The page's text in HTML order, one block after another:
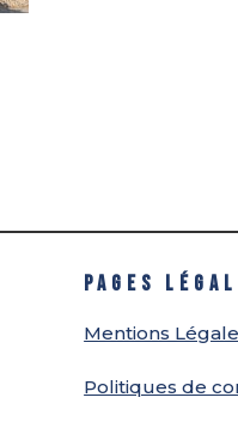
PAGES
Mentions
Politiques de